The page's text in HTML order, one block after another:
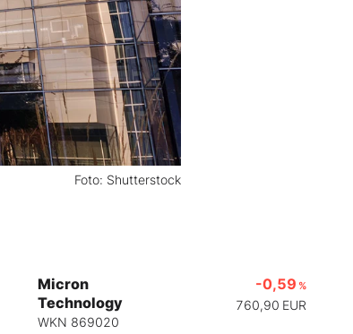
Foto: Shutterstock
Micron
Technology
WKN 869020
-0,59 %
760,90 EUR